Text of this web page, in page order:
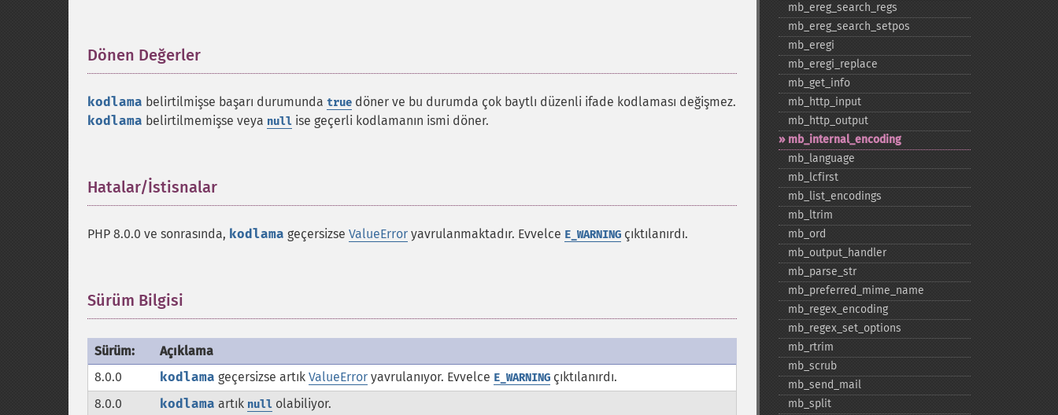
Dönen Değerler
kodlama belirtilmişse başarı durumunda true döner ve bu durumda çok baytlı düzenli ifade kodlaması değişmez.
kodlama belirtilmemişse veya null ise geçerli kodlamanın ismi döner.
Hatalar/İstisnalar
PHP 8.0.0 ve sonrasında, kodlama geçersizse ValueError yavrulanmaktadır. Evvelce E_WARNING çıktılanırdı.
Sürüm Bilgisi
Sürüm:
Açıklama
8.0.0
kodlama geçersizse artık ValueError yavrulanıyor. Evvelce E_WARNING çıktılanırdı.
8.0.0
kodlama artık null olabiliyor.
mb_​ereg_​search_​regs
mb_​ereg_​search_​setpos
mb_​eregi
mb_​eregi_​replace
mb_​get_​info
mb_​http_​input
mb_​http_​output
mb_​internal_​encoding
mb_​language
mb_​lcfirst
mb_​list_​encodings
mb_​ltrim
mb_​ord
mb_​output_​handler
mb_​parse_​str
mb_​preferred_​mime_​name
mb_​regex_​encoding
mb_​regex_​set_​options
mb_​rtrim
mb_​scrub
mb_​send_​mail
mb_​split